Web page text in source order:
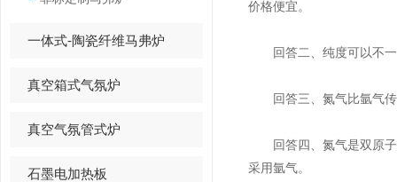
一体式-陶瓷纤维马弗炉
真空箱式气氛炉
真空气氛管式炉
石墨电加热板
价格便宜。
回答二、纯度可以不一
回答三、氮气比氩气传
回答四、氮气是双原子
采用氩气。